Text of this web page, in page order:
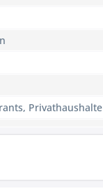
Privathaushalte